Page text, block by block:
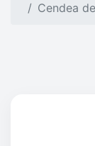
Cendea